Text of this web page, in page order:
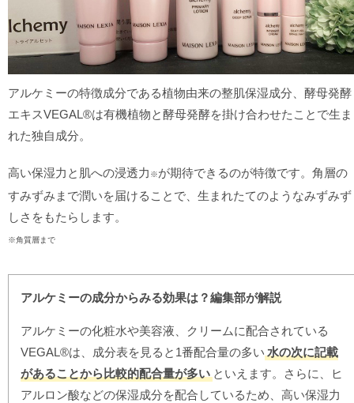
アルケミーの特徴成分である植物由来の整肌保湿成分、酵母発酵
エキスVEGAL®は有機植物と酵母発酵を掛け合わせたことで生ま
れた独自成分。
高い保湿力と肌への浸透力 ※が期待できるのが特徴です。角層の
すみずみまで潤いを届けることで、生まれたてのようなみずみず
しさをもたらします。
※角質層まで
アルケミーの成分からみる効果は？編集部が解説
アルケミーの化粧水や美容液、クリームに配合されている
VEGAL®は、成分表を見ると1番配合量の多い 水の次に記載
があることから比較的配合量が多い といえます。さらに、ヒ
アルロン酸などの保湿成分を配合しているため、高い保湿力